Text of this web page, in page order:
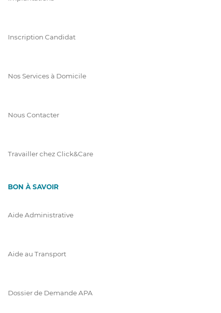
Inscription Candidat
Nos Services à Domicile
Nous Contacter
Travailler chez Click&Care
BON À SAVOIR
Aide Administrative
Aide au Transport
Dossier de Demande APA